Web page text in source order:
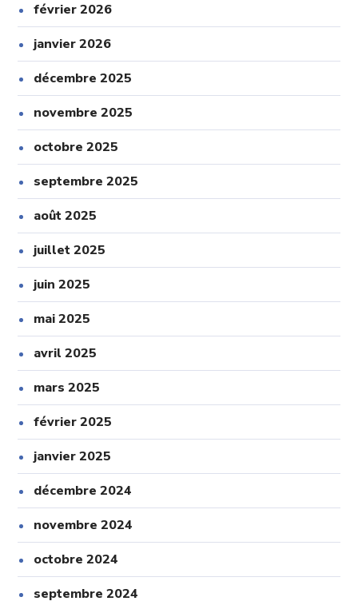
février 2026
janvier 2026
décembre 2025
novembre 2025
octobre 2025
septembre 2025
août 2025
juillet 2025
juin 2025
mai 2025
avril 2025
mars 2025
février 2025
janvier 2025
décembre 2024
novembre 2024
octobre 2024
septembre 2024